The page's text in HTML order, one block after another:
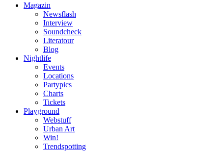
Magazin
Newsflash
Interview
Soundcheck
Literatour
Blog
Nightlife
Events
Locations
Partypics
Charts
Tickets
Playground
Webstuff
Urban Art
Win!
Trendspotting